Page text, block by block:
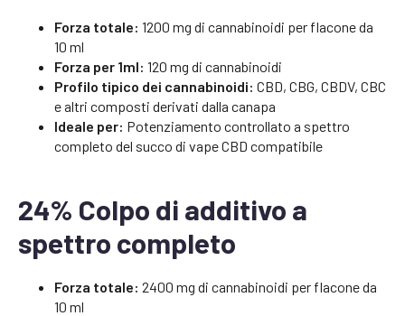
Forza totale: 1200 mg di cannabinoidi per flacone da
10 ml
Forza per 1ml: 120 mg di cannabinoidi
Profilo tipico dei cannabinoidi: CBD, CBG, CBDV, CBC
e altri composti derivati dalla canapa
Ideale per: Potenziamento controllato a spettro
completo del succo di vape CBD compatibile
24% Colpo di additivo a
spettro completo
Forza totale: 2400 mg di cannabinoidi per flacone da
10 ml